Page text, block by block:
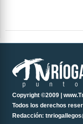
Copyright ©2009 |
Todos los derechos
Redacción: